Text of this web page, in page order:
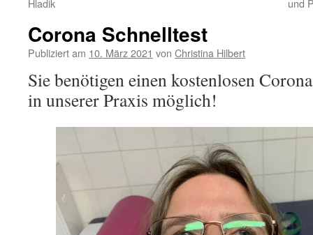
Hladik
und
Corona Schnelltest
Publiziert am 10. März 2021 von Christina Hilbert
Sie benötigen einen kostenlosen
in unserer Praxis möglich!